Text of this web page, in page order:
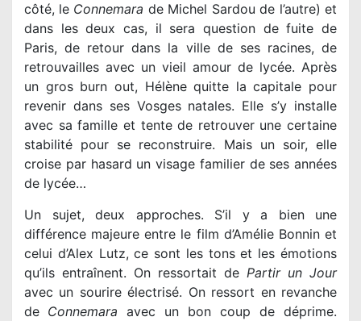
côté, le Connemara de Michel Sardou de l’autre) et
dans les deux cas, il sera question de fuite de
Paris, de retour dans la ville de ses racines, de
retrouvailles avec un vieil amour de lycée. Après
un gros burn out, Hélène quitte la capitale pour
revenir dans ses Vosges natales. Elle s’y installe
avec sa famille et tente de retrouver une certaine
stabilité pour se reconstruire. Mais un soir, elle
croise par hasard un visage familier de ses années
de lycée…
Un sujet, deux approches. S’il y a bien une
différence majeure entre le film d’Amélie Bonnin et
celui d’Alex Lutz, ce sont les tons et les émotions
qu’ils entraînent. On ressortait de Partir un Jour
avec un sourire électrisé. On ressort en revanche
de Connemara avec un bon coup de déprime.